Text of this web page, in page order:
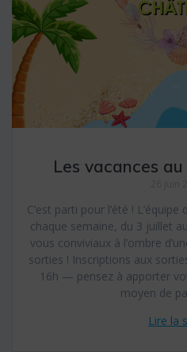
Les vacances
C’est parti pour l’été !
chaque semaine, du 3 juillet
vous conviviaux à l’ombre
sorties ! Inscriptions aux
16h — pensez à apporter
moyen de
Lire la